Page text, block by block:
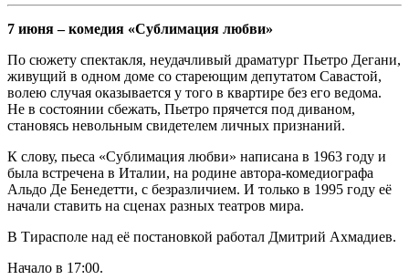
7 июня – комедия «Сублимация любви»
По сюжету спектакля, неудачливый драматург Пьетро Дегани,
живущий в одном доме со стареющим депутатом Савастой,
волею случая оказывается у того в квартире без его ведома.
Не в состоянии сбежать, Пьетро прячется под диваном,
становясь невольным свидетелем личных признаний.
К слову, пьеса «Сублимация любви» написана в 1963 году и
была встречена в Италии, на родине автора-комедиографа
Альдо Де Бенедетти, с безразличием. И только в 1995 году её
начали ставить на сценах разных театров мира.
В Тирасполе над её постановкой работал Дмитрий Ахмадиев.
Начало в 17:00.